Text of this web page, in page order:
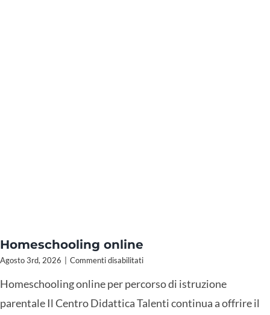
Homeschooling online
Agosto 3rd, 2026 Commenti disabilitatisu
online
Homeschooling online per percorso di istruzione
parentale Il Centro Didattica Talenti continua a offrire il